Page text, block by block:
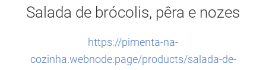
Salada de brócolis, pêra e nozes
https://pimenta-na-
cozinha.webnode.page/products/salada-de-